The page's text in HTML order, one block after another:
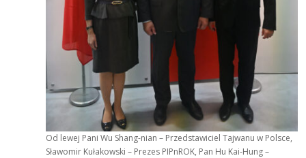
Od lewej Pani Wu Shang-nian – Przedstawiciel Tajwanu w Polsce,
Sławomir Kułakowski – Prezes PIPnROK, Pan Hu Kai-Hung –